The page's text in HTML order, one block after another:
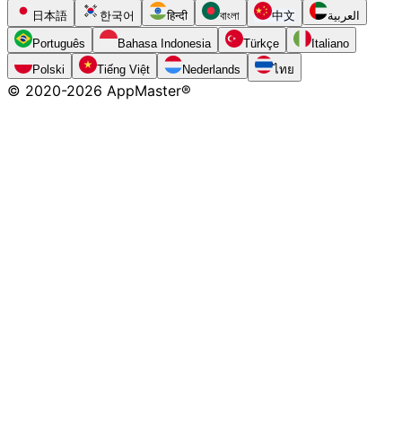
日本語
한국어 हिन्दी বাংলা 中文 العربية
Português Bahasa Indonesia Türkçe
Italiano
Polski
Tiếng Việt Nederlands ไทย
© 2020-2026 AppMaster®